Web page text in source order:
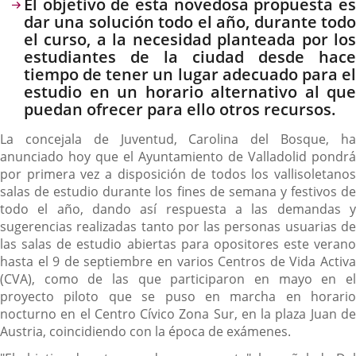
Descripción
El objetivo de esta novedosa propuesta es
dar una solución todo el año, durante todo
el curso, a la necesidad planteada por los
estudiantes de la ciudad desde hace
tiempo de tener un lugar adecuado para el
estudio en un horario alternativo al que
puedan ofrecer para ello otros recursos.
La concejala de Juventud, Carolina del Bosque, ha
anunciado hoy que el Ayuntamiento de Valladolid pondrá
por primera vez a disposición de todos los vallisoletanos
salas de estudio durante los fines de semana y festivos de
todo el año, dando así respuesta a las demandas y
sugerencias realizadas tanto por las personas usuarias de
las salas de estudio abiertas para opositores este verano
hasta el 9 de septiembre en varios Centros de Vida Activa
(CVA), como de las que participaron en mayo en el
proyecto piloto que se puso en marcha en horario
nocturno en el Centro Cívico Zona Sur, en la plaza Juan de
Austria, coincidiendo con la época de exámenes.